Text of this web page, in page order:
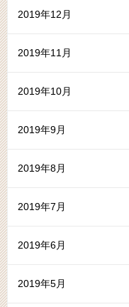
2019年12月
2019年11月
2019年10月
2019年9月
2019年8月
2019年7月
2019年6月
2019年5月